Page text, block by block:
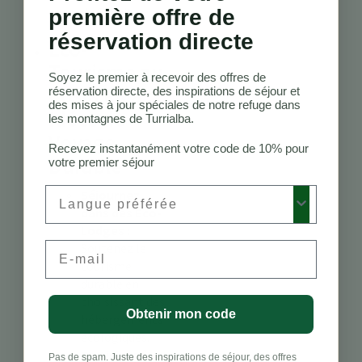
de Cahuita.
Éco-
Tourisme au
Costa Rica :
Idées de
Voyage
Durable
Séjournez
dans des Éco-
tourisme
durable en
hébergements
écologiques.
Participez à
première offre de
réservation directe
Soyez le premier à recevoir des offres de
réservation directe, des inspirations de séjour et
des mises à jour spéciales de notre refuge dans
les montagnes de Turrialba.
Recevez instantanément votre code de 10% pour
votre premier séjour
Obtenir mon code
Pas de spam. Juste des inspirations de séjour, des offres